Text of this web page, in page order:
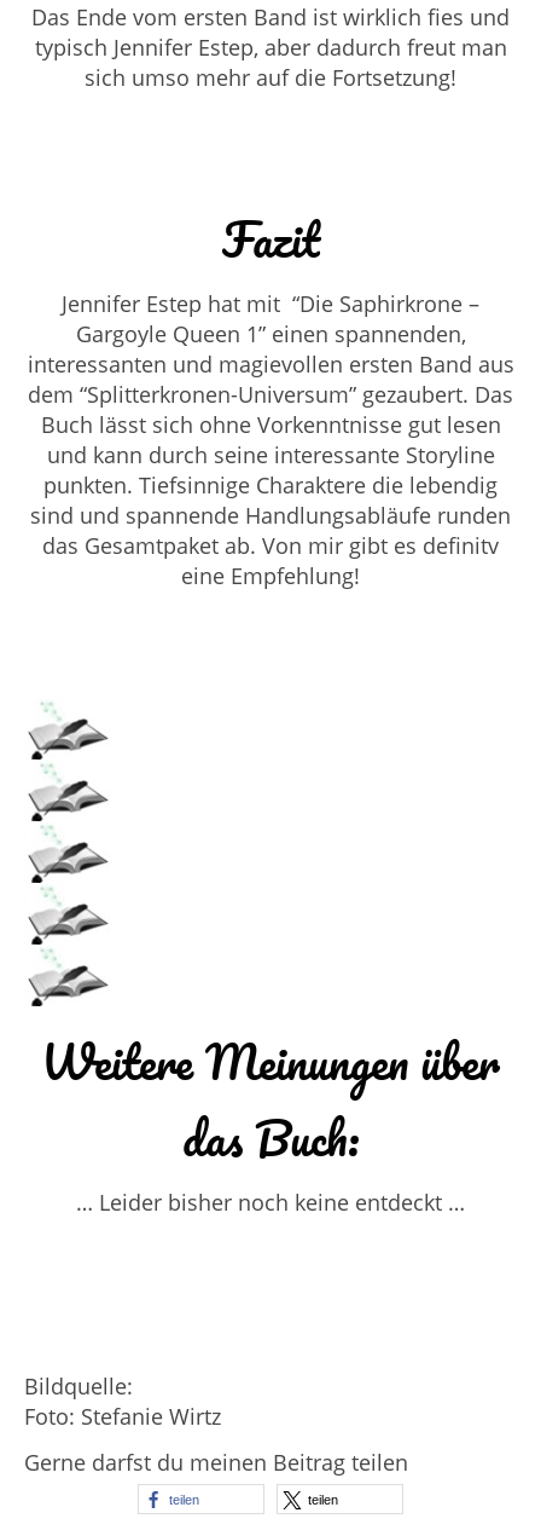
Das Ende vom ersten Band ist wirklich fies und
typisch Jennifer Estep, aber dadurch freut man
sich umso mehr auf die Fortsetzung!
Fazit
Jennifer Estep hat mit “Die Saphirkrone –
Gargoyle Queen 1” einen spannenden,
interessanten und magievollen ersten Band aus
dem “Splitterkronen-Universum” gezaubert. Das
Buch lässt sich ohne Vorkenntnisse gut lesen
und kann durch seine interessante Storyline
punkten. Tiefsinnige Charaktere die lebendig
sind und spannende Handlungsabläufe runden
das Gesamtpaket ab. Von mir gibt es definitv
eine Empfehlung!
Weitere Meinungen über
das Buch:
… Leider bisher noch keine entdeckt …
Bildquelle:
Foto: Stefanie Wirtz
Gerne darfst du meinen Beitrag teilen
teilen teilen